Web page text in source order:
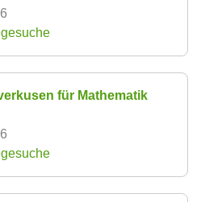
für Mathematik